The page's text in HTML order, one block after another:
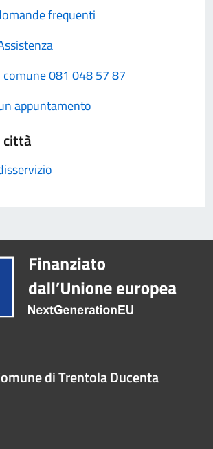
frequenti
comune 081 048 57 87
appuntamento
città
di Trentola Ducenta